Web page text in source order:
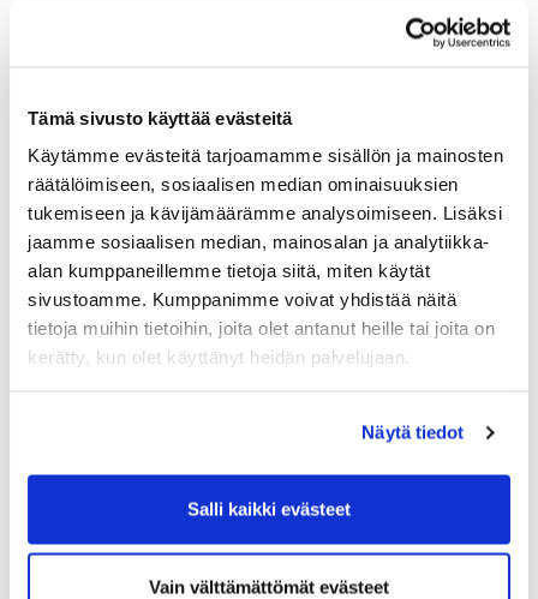
Tämä sivusto käyttää evästeitä
Käytämme evästeitä tarjoamamme sisällön ja mainosten
räätälöimiseen, sosiaalisen median ominaisuuksien
tukemiseen ja kävijämäärämme analysoimiseen. Lisäksi
jaamme sosiaalisen median, mainosalan ja analytiikka-
alan kumppaneillemme tietoja siitä, miten käytät
sivustoamme. Kumppanimme voivat yhdistää näitä
tietoja muihin tietoihin, joita olet antanut heille tai joita on
kerätty, kun olet käyttänyt heidän palvelujaan.
Näytä tiedot
Salli kaikki evästeet
Vain välttämättömät evästeet
-Kisamaksu sisältää lounaan, pikeepaidan ja
henkilökohtaisen + avec sisäänpääsyn iltabileisiin
Albatrossiin.
Yrityssarja
-Kenttänä Vanha Tarina
-Kello 15.00 lounas KlubiTarinassa kilpailun jälkeen